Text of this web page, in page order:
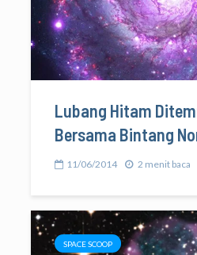
Lubang Hitam
Bersama Bintang
11/06/2014 2 menit baca
SPACE SCOOP